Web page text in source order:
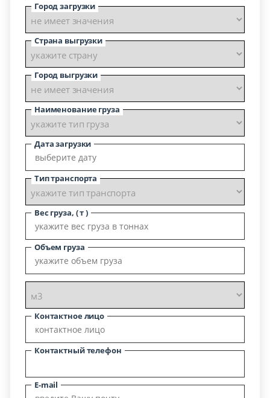
Город загрузки
Страна выгрузки
Город выгрузки
Наименование груза
Дата загрузки
Тип транспорта
Вес груза, ( т )
Объем груза
Контактное лицо
Контактный телефон
E-mail